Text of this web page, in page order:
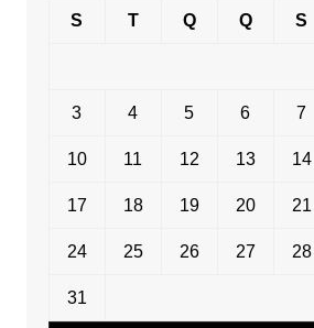
S T Q Q S
3 4 5 6 7
10 11 12 13 14
17 18 19 20 21
24 25 26 27 28
31